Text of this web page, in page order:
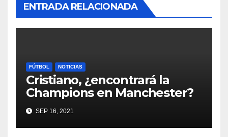
ENTRADA RELACIONADA
FÚTBOL NOTICIAS
Cristiano, ¿encontrará la
Champions en Manchester?
SEP 16, 2021